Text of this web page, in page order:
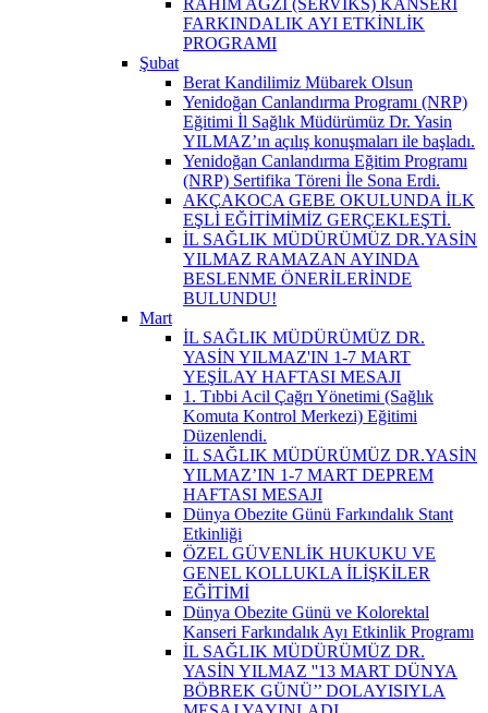
FARKINDALIK AYI ETKİNLİK
PROGRAMI
Şubat
Berat Kandilimiz Mübarek Olsun
Yenidoğan Canlandırma Programı (NRP)
Eğitimi İl Sağlık Müdürümüz Dr. Yasin
YILMAZ’ın açılış konuşmaları ile başladı.
Yenidoğan Canlandırma Eğitim Programı
(NRP) Sertifika Töreni İle Sona Erdi.
AKÇAKOCA GEBE OKULUNDA İLK
EŞLİ EĞİTİMİMİZ GERÇEKLEŞTİ.
İL SAĞLIK MÜDÜRÜMÜZ DR.YASİN
YILMAZ RAMAZAN AYINDA
BESLENME ÖNERİLERİNDE
BULUNDU!
Mart
İL SAĞLIK MÜDÜRÜMÜZ DR.
YASİN YILMAZ'IN 1-7 MART
YEŞİLAY HAFTASI MESAJI
1. Tıbbi Acil Çağrı Yönetimi (Sağlık
Komuta Kontrol Merkezi) Eğitimi
Düzenlendi.
İL SAĞLIK MÜDÜRÜMÜZ DR.YASİN
YILMAZ’IN 1-7 MART DEPREM
HAFTASI MESAJI
Dünya Obezite Günü Farkındalık Stant
Etkinliği
ÖZEL GÜVENLİK HUKUKU VE
GENEL KOLLUKLA İLİŞKİLER
EĞİTİMİ
Dünya Obezite Günü ve Kolorektal
Kanseri Farkındalık Ayı Etkinlik Programı
İL SAĞLIK MÜDÜRÜMÜZ DR.
YASİN YILMAZ ''13 MART DÜNYA
BÖBREK GÜNÜ’’ DOLAYISIYLA